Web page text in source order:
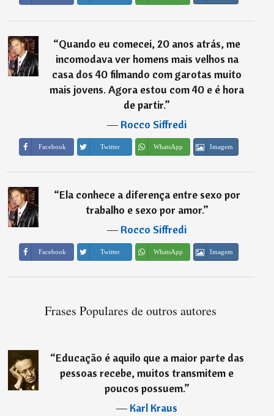
“Quando eu comecei, 20 anos atrás, me
incomodava ver homens mais velhos na
casa dos 40 filmando com garotas muito
mais jovens. Agora estou com 40 e é hora
de partir.”
―Rocco Siffredi
Facebook Twitter WhatsApp Imagem
“Ela conhece a diferença entre sexo por
trabalho e sexo por amor.”
―Rocco Siffredi
Facebook Twitter WhatsApp Imagem
Frases Populares de outros autores
“Educação é aquilo que a maior parte das
pessoas recebe, muitos transmitem e
poucos possuem.”
―Karl Kraus